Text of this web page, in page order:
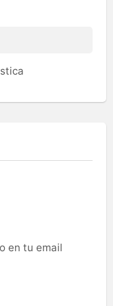
en tu email